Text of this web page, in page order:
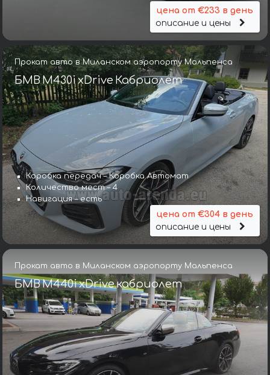
цена от €233 в день
описание и цены
Прокат авто в Миланском аэропорту Мальпенса
БМВ M430i xDrive Кабриолет
Коробка передач – Коробка Автомат
Количество мест – 4
Навигация – есть
цена от €304 в день
описание и цены
Прокат авто в Миланском аэропорту Мальпенса
БМВ M440i xDrive кабриолет